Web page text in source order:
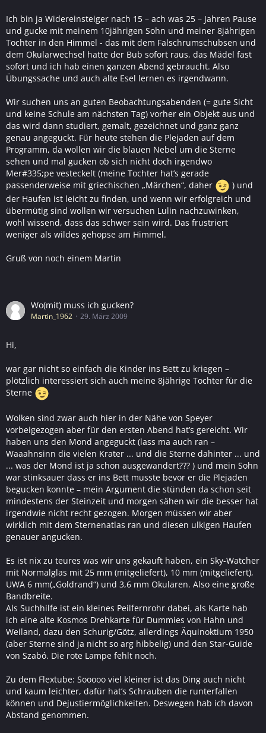
Ich bin ja Widereinsteiger nach 15 – ach was 25 – Jahren Pause
und gucke mit meinem 10jährigen Sohn und meiner 8jährigen
Tochter in den Himmel - das mit dem Falschrumschubsen und
dem Okularwechsel hatte der Bub sofort raus, das Mädel fast
sofort und ich hab einen ganzen Abend gebraucht. Also
Übungssache und auch alte Esel lernen es irgendwann.
Wir suchen uns an guten Beobachtungsabenden (= gute Sicht
und keine Schule am nächsten Tag) vorher ein Objekt aus und
das wird dann studiert, gemalt, gezeichnet und ganz ganz
genau angeguckt. Für heute stehen die Plejaden auf dem
Programm, da wollen wir die blauen Nebel um die Sterne
sehen und mal gucken ob sich nicht doch irgendwo
Mer#335;pe vesteckelt (meine Tochter hat’s gerade
passenderweise mit griechischen „Märchen“, daher
) und
der Haufen ist leicht zu finden, und wenn wir erfolgreich und
übermütig sind wollen wir versuchen Lulin nachzuwinken,
wohl wissend, dass das schwer sein wird. Das frustriert
weniger als wildes gehopse am Himmel.
Gruß von noch einem Martin
Wo(mit) muss ich gucken?
Martin_1962 29. März 2009
Hi,
war gar nicht so einfach die Kinder ins Bett zu kriegen –
plötzlich interessiert sich auch meine 8jährige Tochter für die
Sterne
Wolken sind zwar auch hier in der Nähe von Speyer
vorbeigezogen aber für den ersten Abend hat’s gereicht. Wir
haben uns den Mond angeguckt (lass ma auch ran –
Waaahnsinn die vielen Krater ... und die Sterne dahinter ... und
... was der Mond ist ja schon ausgewandert??? ) und mein Sohn
war stinksauer dass er ins Bett musste bevor er die Plejaden
begucken konnte – mein Argument die stünden da schon seit
mindestens der Steinzeit und morgen sähen wir die besser hat
irgendwie nicht recht gezogen. Morgen müssen wir aber
wirklich mit dem Sternenatlas ran und diesen ulkigen Haufen
genauer angucken.
Es ist nix zu teures was wir uns gekauft haben, ein Sky-Watcher
mit Normalglas mit 25 mm (mitgeliefert), 10 mm (mitgeliefert),
UWA 6 mm(„Goldrand“) und 3,6 mm Okularen. Also eine große
Bandbreite.
Als Suchhilfe ist ein kleines Peilfernrohr dabei, als Karte hab
ich eine alte Kosmos Drehkarte für Dummies von Hahn und
Weiland, dazu den Schurig/Götz, allerdings Äquinoktium 1950
(aber Sterne sind ja nicht so arg hibbelig) und den Star-Guide
von Szabó. Die rote Lampe fehlt noch.
Zu dem Flextube: Sooooo viel kleiner ist das Ding auch nicht
und kaum leichter, dafür hat’s Schrauben die runterfallen
können und Dejustiermöglichkeiten. Deswegen hab ich davon
Abstand genommen.